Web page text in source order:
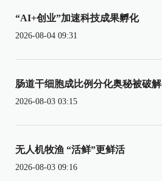
“AI+创业”加速科技成果孵化
2026-08-04 09:31
肠道干细胞成比例分化奥秘被破解
2026-08-03 03:15
无人机牧渔 “活鲜”更鲜活
2026-08-03 09:16